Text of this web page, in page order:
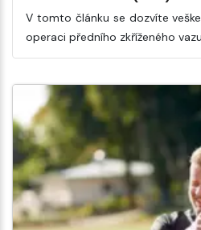
V tomto článku se dozvíte
operaci předního zkříženého